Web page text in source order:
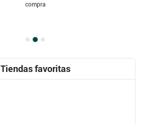
compra
Tiendas favoritas